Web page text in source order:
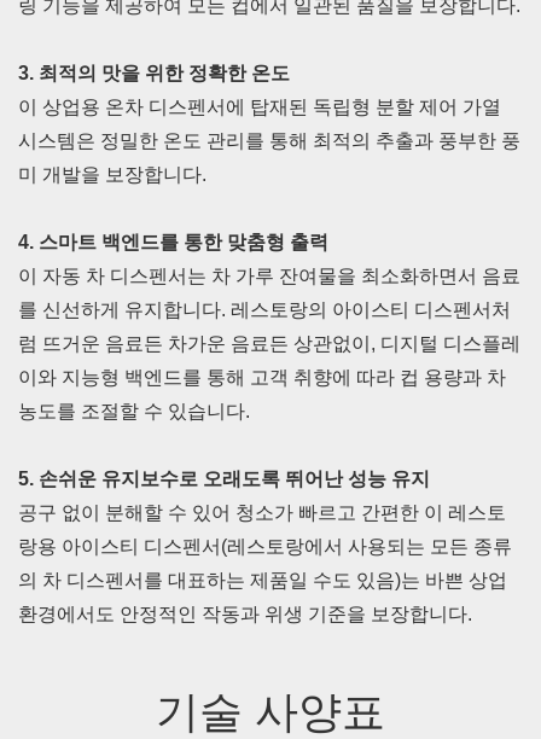
링 기능을 제공하여 모든 컵에서 일관된 품질을 보장합니다.
3. 최적의 맛을 위한 정확한 온도
이 상업용 온차 디스펜서에 탑재된 독립형 분할 제어 가열
시스템은 정밀한 온도 관리를 통해 최적의 추출과 풍부한 풍
미 개발을 보장합니다.
4. 스마트 백엔드를 통한 맞춤형 출력
이 자동 차 디스펜서는 차 가루 잔여물을 최소화하면서 음료
를 신선하게 유지합니다. 레스토랑의 아이스티 디스펜서처
럼 뜨거운 음료든 차가운 음료든 상관없이, 디지털 디스플레
이와 지능형 백엔드를 통해 고객 취향에 따라 컵 용량과 차
농도를 조절할 수 있습니다.
5. 손쉬운 유지보수로 오래도록 뛰어난 성능 유지
공구 없이 분해할 수 있어 청소가 빠르고 간편한 이 레스토
랑용 아이스티 디스펜서(레스토랑에서 사용되는 모든 종류
의 차 디스펜서를 대표하는 제품일 수도 있음)는 바쁜 상업
환경에서도 안정적인 작동과 위생 기준을 보장합니다.
기술 사양표